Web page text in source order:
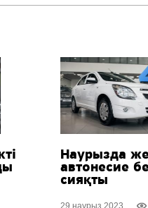
Наурызда
автонесие
сияқты